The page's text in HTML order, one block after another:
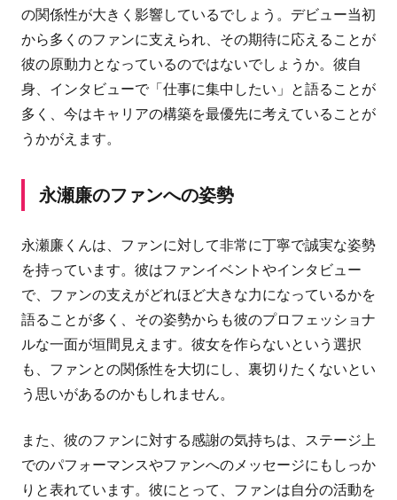
の関係性が大きく影響しているでしょう。デビュー当初
から多くのファンに支えられ、その期待に応えることが
彼の原動力となっているのではないでしょうか。彼自
身、インタビューで「仕事に集中したい」と語ることが
多く、今はキャリアの構築を最優先に考えていることが
うかがえます。
永瀬廉のファンへの姿勢
永瀬廉くんは、ファンに対して非常に丁寧で誠実な姿勢
を持っています。彼はファンイベントやインタビュー
で、ファンの支えがどれほど大きな力になっているかを
語ることが多く、その姿勢からも彼のプロフェッショナ
ルな一面が垣間見えます。彼女を作らないという選択
も、ファンとの関係性を大切にし、裏切りたくないとい
う思いがあるのかもしれません。
また、彼のファンに対する感謝の気持ちは、ステージ上
でのパフォーマンスやファンへのメッセージにもしっか
りと表れています。彼にとって、ファンは自分の活動を